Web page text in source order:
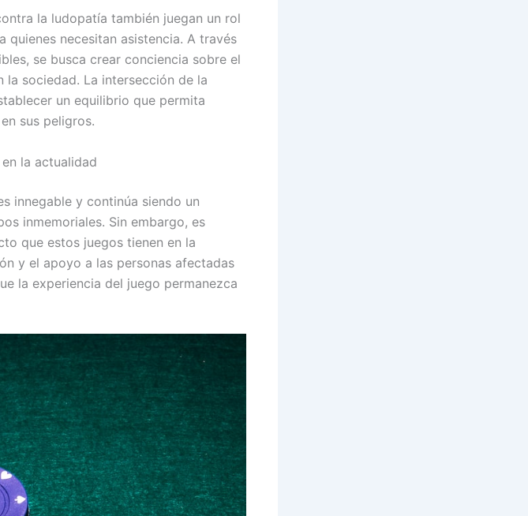
la ludopatía también juegan un rol
quienes necesitan asistencia. A través
se busca crear conciencia sobre el
sociedad. La intersección de la
un equilibrio que permita
sus peligros.
la actualidad
innegable y continúa siendo un
inmemoriales. Sin embargo, es
que estos juegos tienen en la
y el apoyo a las personas afectadas
la experiencia del juego permanezca